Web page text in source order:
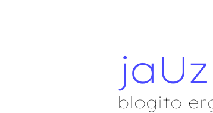
blogito